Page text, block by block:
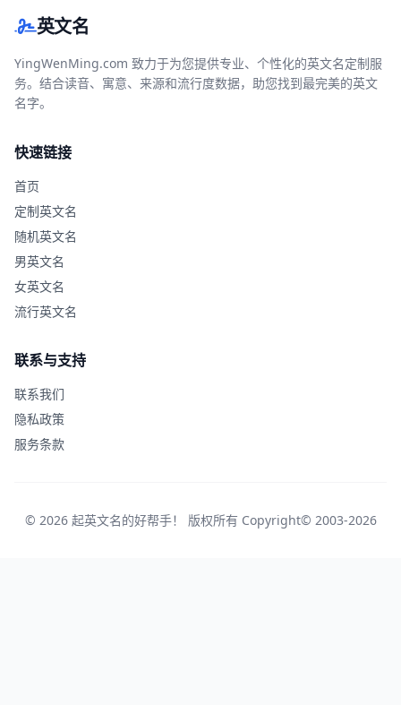
英文名
YingWenMing.com 致力于为您提供专业、个性化的英文名定制服
务。结合读音、寓意、来源和流行度数据，助您找到最完美的英文
名字。
快速链接
首页
定制英文名
随机英文名
男英文名
女英文名
流行英文名
联系与支持
联系我们
隐私政策
服务条款
© 2026 起英文名的好帮手！ 版权所有 Copyright© 2003-2026